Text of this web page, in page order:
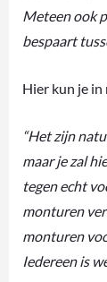
Meteen ook
bespaart
Hier kun je in
“Het zijn
maar je zal
tegen echt
monturen
monturen
Iedereen is